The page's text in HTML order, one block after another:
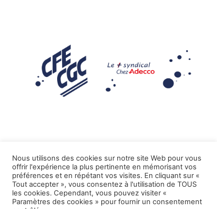
Mentions légales
Tous droits réservés CFE-CGC ADECCO.
Nous utilisons des cookies sur notre site Web pour vous
offrir l'expérience la plus pertinente en mémorisant vos
préférences et en répétant vos visites. En cliquant sur «
Tout accepter », vous consentez à l'utilisation de TOUS
les cookies. Cependant, vous pouvez visiter «
Paramètres des cookies » pour fournir un consentement